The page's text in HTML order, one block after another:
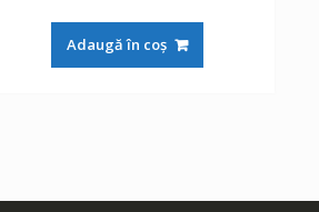
Adaugă în coș